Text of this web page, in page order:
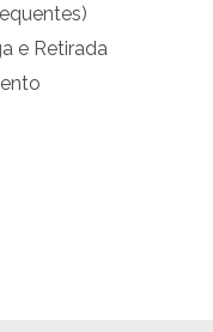
e Retirada